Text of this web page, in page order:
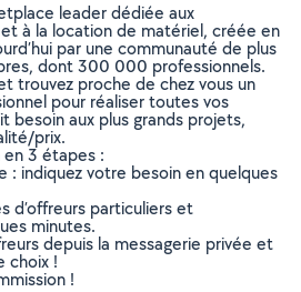
leader dédiée aux
à la location de matériel, créée en
par une communauté de plus
dont 300 000 professionnels.
trouvez proche de chez vous un
pour réaliser toutes vos
besoin aux plus grands projets,
prix.
3 étapes :
: indiquez votre besoin en quelques
d’offreurs particuliers et
minutes.
depuis la messagerie privée et
choix !
!